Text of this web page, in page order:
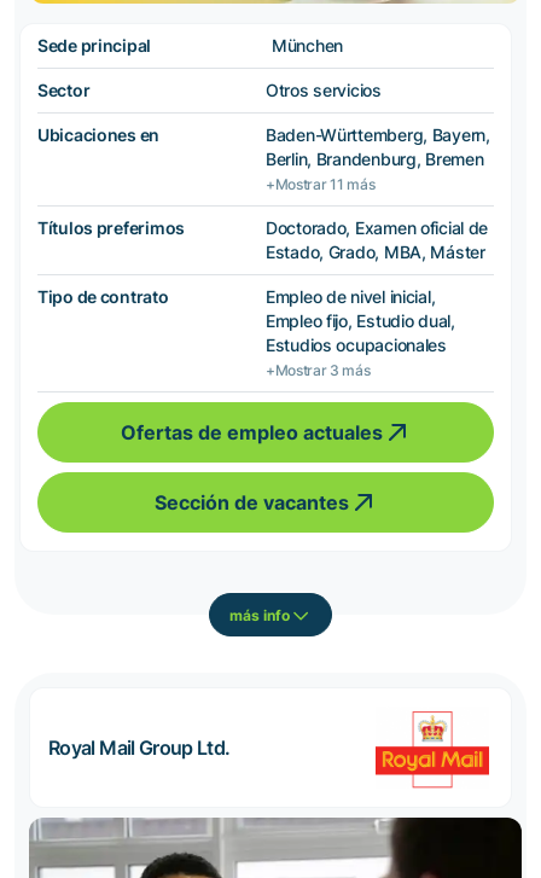
Sede principal München
Sector Otros servicios
Ubicaciones en
Baden-Württemberg, Bayern,
Berlin, Brandenburg, Bremen
+Mostrar 11 más
Títulos preferimos
Doctorado, Examen oficial de
Estado, Grado, MBA, Máster
Tipo de contrato
Empleo de nivel inicial,
Empleo fijo, Estudio dual,
Estudios ocupacionales
+Mostrar 3 más
Ofertas de empleo actuales
Sección de vacantes
más info
Royal Mail Group Ltd.